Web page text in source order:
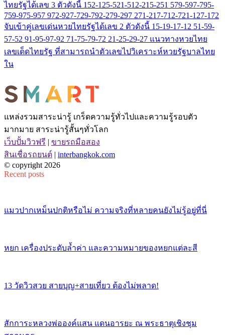
ไทยรัฐได้เลข 3 ตัวดังนี้ 152-125-521-512-215-251 579-597-795-
759-975-957 972-927-729-792-279-297 271-217-712-721-127-172
จับเข้าคู่เลขเด่นหวยไทยรัฐได้เลข 2 ตัวดังนี้ 15-19-17-12 51-59-
57-52 91-95-97-92 71-75-79-72 21-25-29-27 แนวทางหวยไทย
เลขเด็ดไทยรัฐ ที่สามารถนำตัวเลขไปวิเคราะห์หวยรัฐบาลไทย
ใน
แหล่งรวมสาระน่ารู้ เกร็ดความรู้ทั่วไปและความรู้รอบตัว
มากมาย สาระน่ารู้สั้นๆทั่วโลก
เว็บปั้มวิวฟรี | ขายรถมือสอง
สินเชื่อรถยนต์ | interbangkok.com
© copyright 2026
Recent posts
แมวปากเหม็นปกติหรือไม่ ความจริงที่หลายคนยังไม่รู้อยู่ที่นี่
หยก เครื่องประดับล้ำค่า และความหมายของหยกแต่ละสี
13 วัดวิวสวย สายบุญ+สายเที่ยว ต้องไม่พลาด!
สักการะหลวงพ่อองค์แสน แดนอารยะ ณ พระธาตุเชิงชุม